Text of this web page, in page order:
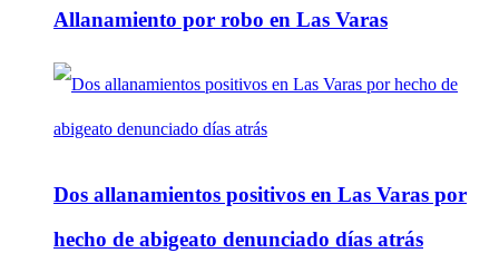
Allanamiento por robo en Las Varas
Dos allanamientos positivos en Las Varas por
hecho de abigeato denunciado días atrás